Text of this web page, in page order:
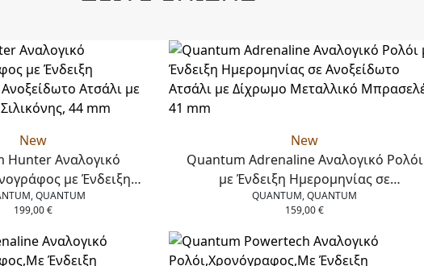
New
Hunter Αναλογικό
με Ένδειξη
Ανοξείδωτο Ατσάλι με
Σιλικόνης, 44 mm
QUANTUM
199,00€
New
Quantum Adrenaline Αναλογικό Ρολόι
με Ένδειξη Ημερομηνίας σε
Ανοξείδωτο Ατσάλι με Δίχρωμο
Μεταλλικό Μπρασελέ, 41 mm
QUANTUM, QUANTUM
159,00€